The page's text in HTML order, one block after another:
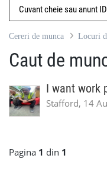
Cereri de munca Locuri
Caut de
I want work
Stafford, 14
Pagina 1 din 1